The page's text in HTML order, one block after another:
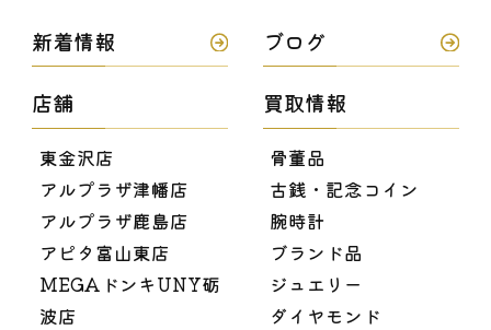
新着情報 ブログ
店舗
東金沢店
アルプラザ津幡店
アルプラザ鹿島店
アピタ富山東店
MEGAドンキUNY砺
波店
買取情報
骨董品
古銭・記念コイン
腕時計
ブランド品
ジュエリー
ダイヤモンド